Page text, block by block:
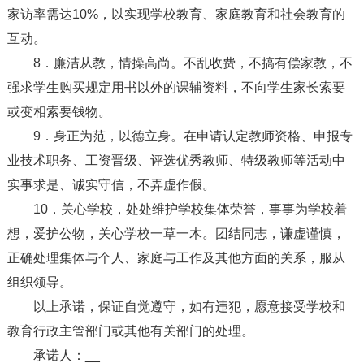
家访率需达10%，以实现学校教育、家庭教育和社会教育的
互动。
8．廉洁从教，情操高尚。不乱收费，不搞有偿家教，不
强求学生购买规定用书以外的课辅资料，不向学生家长索要
或变相索要钱物。
9．身正为范，以德立身。在申请认定教师资格、申报专
业技术职务、工资晋级、评选优秀教师、特级教师等活动中
实事求是、诚实守信，不弄虚作假。
10．关心学校，处处维护学校集体荣誉，事事为学校着
想，爱护公物，关心学校一草一木。团结同志，谦虚谨慎，
正确处理集体与个人、家庭与工作及其他方面的关系，服从
组织领导。
以上承诺，保证自觉遵守，如有违犯，愿意接受学校和
教育行政主管部门或其他有关部门的处理。
承诺人：__